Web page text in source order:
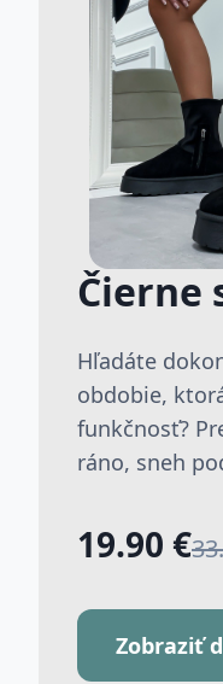
Čierne
Hľadáte
obdobie,
funkčnosť?
ráno, sneh
19.90 €
Zobraziť